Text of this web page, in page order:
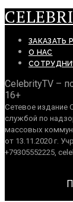
ЗАКАЗАТЬ
О НАС
CelebrityTV –
16+
Сетевое издание
службой по
массовых
от 13.11.2020 г.
+79305552225,